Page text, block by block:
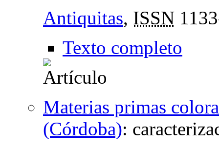
Antiquitas, ISSN
Texto completo
Materias primas
(Córdoba):